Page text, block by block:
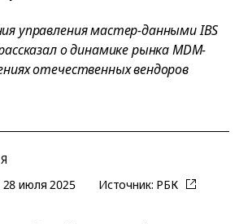
управления мастер-данными IBS
о динамике рынка MDM-
отечественных вендоров
28 июля 2025 Источник: РБК